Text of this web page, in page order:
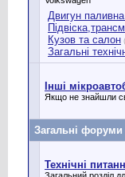
Двигун
Кузов та салон
Загальні
Інші
Якщо не знайшли
Загальні форуми
Технічні